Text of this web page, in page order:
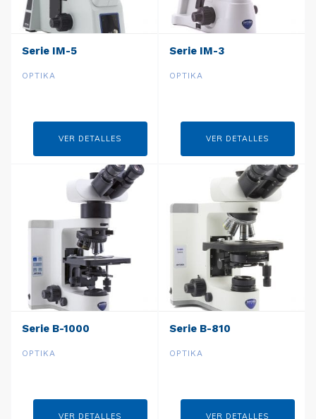
Serie IM-5
OPTIKA
VER DETALLES
Serie IM-3
OPTIKA
VER DETALLES
Serie B-1000
OPTIKA
VER DETALLES
Serie B-810
OPTIKA
VER DETALLES